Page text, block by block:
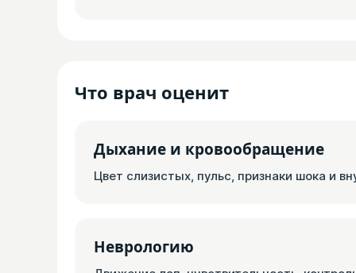
Что врач оценит
Дыхание и кровообращение
Цвет слизистых, пульс, признаки шока и
Неврологию